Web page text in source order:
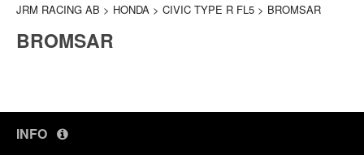
JRM RACING AB > HONDA > CIVIC TYPE R FL5 > BROMSAR
BROMSAR
INFO